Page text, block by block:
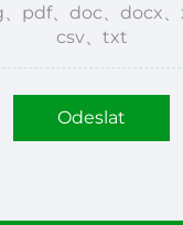
pdf、doc、docx、
csv、txt
Odeslat